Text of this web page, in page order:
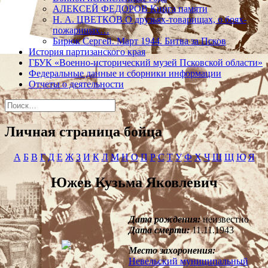
АЛЕКСЕЙ ФЕДОРОВ Книга памяти
Н. А. ЦВЕТКОВ О друзьях-товарищах, о боях-
пожарищах…
Бирюк Сергей. Март 1944. Битва за Псков
История партизанского края
ГБУК «Военно-исторический музей Псковской области»
Федеральные данные и сборники информации
Отчеты о деятельности
Найти:
Личная страница бойца
А Б В Г Д Е Ж З И К Л М Н О П Р С Т У Ф Х Ч Ш Щ Ю Я
Южев Кузьма Яковлевич
Дата рождения:неизвестно
Дата смерти:11.11.1943
Место захоронения:
Невельский муниципальный